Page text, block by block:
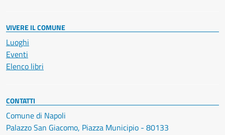
VIVERE IL COMUNE
Luoghi
Eventi
Elenco libri
CONTATTI
Comune di Napoli
Palazzo San Giacomo, Piazza Municipio - 80133